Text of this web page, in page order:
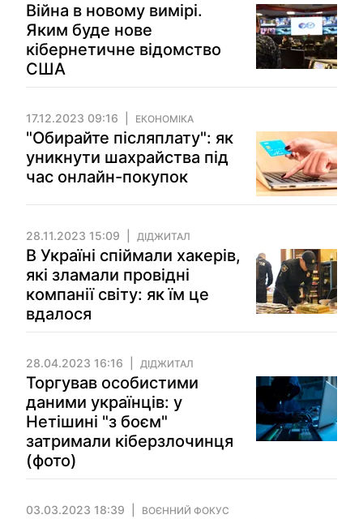
Війна в новому вимірі.
Яким буде нове
кібернетичне відомство
США
17.12.2023 09:16 ЕКОНОМІКА
"Обирайте післяплату": як
уникнути шахрайства під
час онлайн-покупок
28.11.2023 15:09 ДІДЖИТАЛ
В Україні спіймали хакерів,
які зламали провідні
компанії світу: як їм це
вдалося
28.04.2023 16:16 ДІДЖИТАЛ
Торгував особистими
даними українців: у
Нетішині "з боєм"
затримали кіберзлочинця
(фото)
03.03.2023 18:39 ВОЄННИЙ ФОКУС